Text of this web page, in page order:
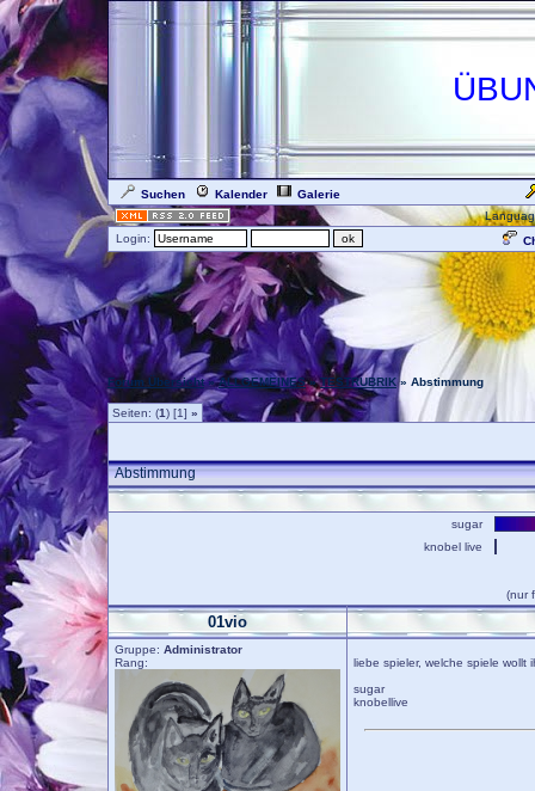
Suchen Kalender
Galerie
Login:
Forum Übersicht »ALLGEMEINES »TESTRUBRIK » Abstimmung
Seiten: (1) [1] »
Abstimmung
sugar
knobel live
(nur
01vio
Gruppe: Administrator
Rang:
liebe spieler, welche spiele wollt
sugar
knobellive